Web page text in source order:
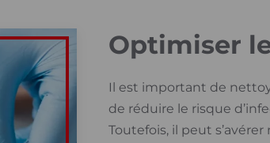
Optimiser
Il est important de
de réduire le risque
Toutefois, il peut